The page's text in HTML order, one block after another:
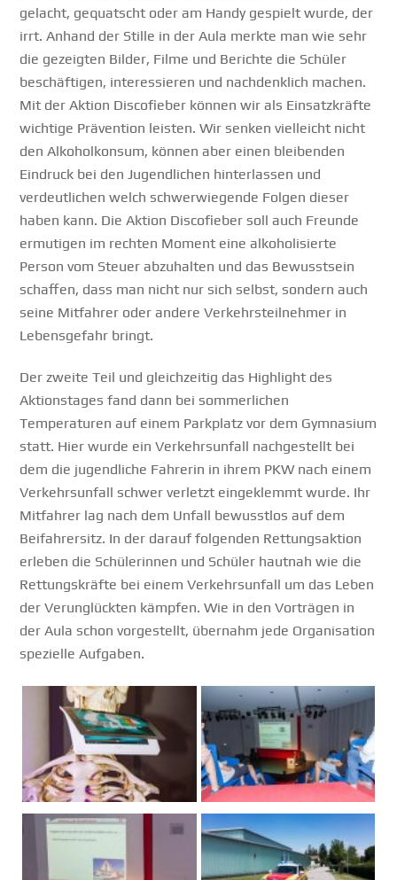
gelacht, gequatscht oder am Handy gespielt wurde, der
irrt. Anhand der Stille in der Aula merkte man wie sehr
die gezeigten Bilder, Filme und Berichte die Schüler
beschäftigen, interessieren und nachdenklich machen.
Mit der Aktion Discofieber können wir als Einsatzkräfte
wichtige Prävention leisten. Wir senken vielleicht nicht
den Alkoholkonsum, können aber einen bleibenden
Eindruck bei den Jugendlichen hinterlassen und
verdeutlichen welch schwerwiegende Folgen dieser
haben kann. Die Aktion Discofieber soll auch Freunde
ermutigen im rechten Moment eine alkoholisierte
Person vom Steuer abzuhalten und das Bewusstsein
schaffen, dass man nicht nur sich selbst, sondern auch
seine Mitfahrer oder andere Verkehrsteilnehmer in
Lebensgefahr bringt.
Der zweite Teil und gleichzeitig das Highlight des
Aktionstages fand dann bei sommerlichen
Temperaturen auf einem Parkplatz vor dem Gymnasium
statt. Hier wurde ein Verkehrsunfall nachgestellt bei
dem die jugendliche Fahrerin in ihrem PKW nach einem
Verkehrsunfall schwer verletzt eingeklemmt wurde. Ihr
Mitfahrer lag nach dem Unfall bewusstlos auf dem
Beifahrersitz. In der darauf folgenden Rettungsaktion
erleben die Schülerinnen und Schüler hautnah wie die
Rettungskräfte bei einem Verkehrsunfall um das Leben
der Verunglückten kämpfen. Wie in den Vorträgen in
der Aula schon vorgestellt, übernahm jede Organisation
spezielle Aufgaben.